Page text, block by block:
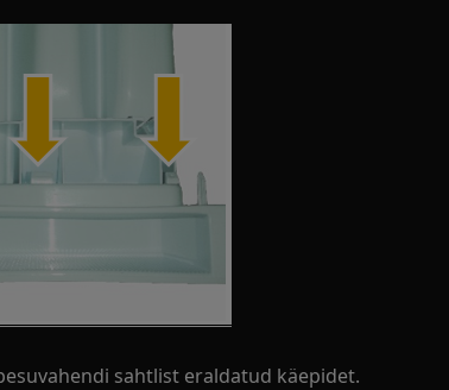
sahtlist eraldatud käepidet.